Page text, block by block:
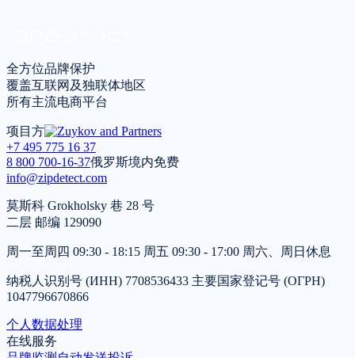
全方位品牌保护
覆盖互联网及独联体地区
所有主流电商平台
项目方
+7 495 775 16 37
8 800 700-16-37俄罗斯境内免费
info@zipdetect.com
莫斯科 Grokholsky 巷 28 号
二层 邮编 129090
周一至周四 09:30 - 18:15 周五 09:30 - 17:00 周六、周日休息
纳税人识别号 (ИНН) 7708536433 主要国家登记号 (ОГРН)
1047796670866
个人数据处理
在线服务